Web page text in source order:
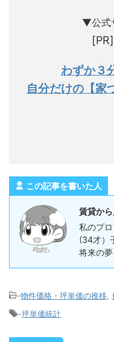
▼公式
わずか３
自分だけの【家
この記事を書いた人
賃貸か
私のプ
(34才）
将来の夢
-物件価格・坪単価の推移
-坪単価統計